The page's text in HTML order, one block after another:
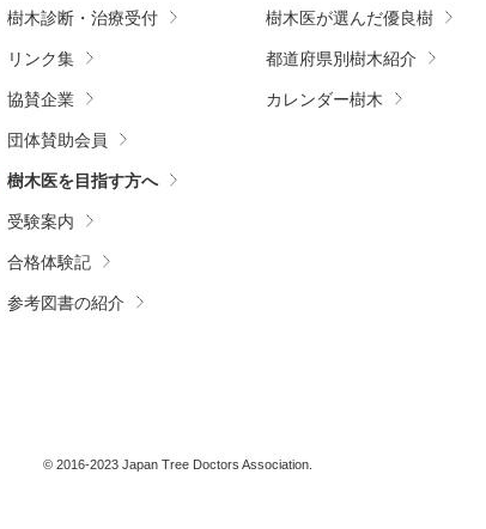
樹木診断・治療受付
リンク集
協賛企業
団体賛助会員
樹木医を目指す方へ
受験案内
合格体験記
参考図書の紹介
樹木医が選んだ優良樹
都道府県別樹木紹介
カレンダー樹木
© 2016-2023 Japan Tree Doctors Association.